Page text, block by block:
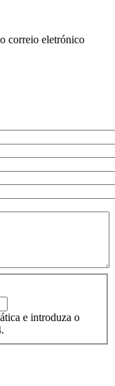
correio eletrónico
e introduza o